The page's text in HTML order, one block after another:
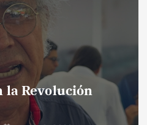
la Revolución